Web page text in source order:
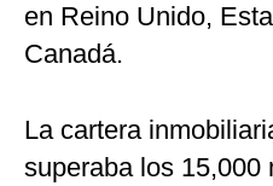
en Reino Unido,
Canadá.
La cartera
superaba los 15,000